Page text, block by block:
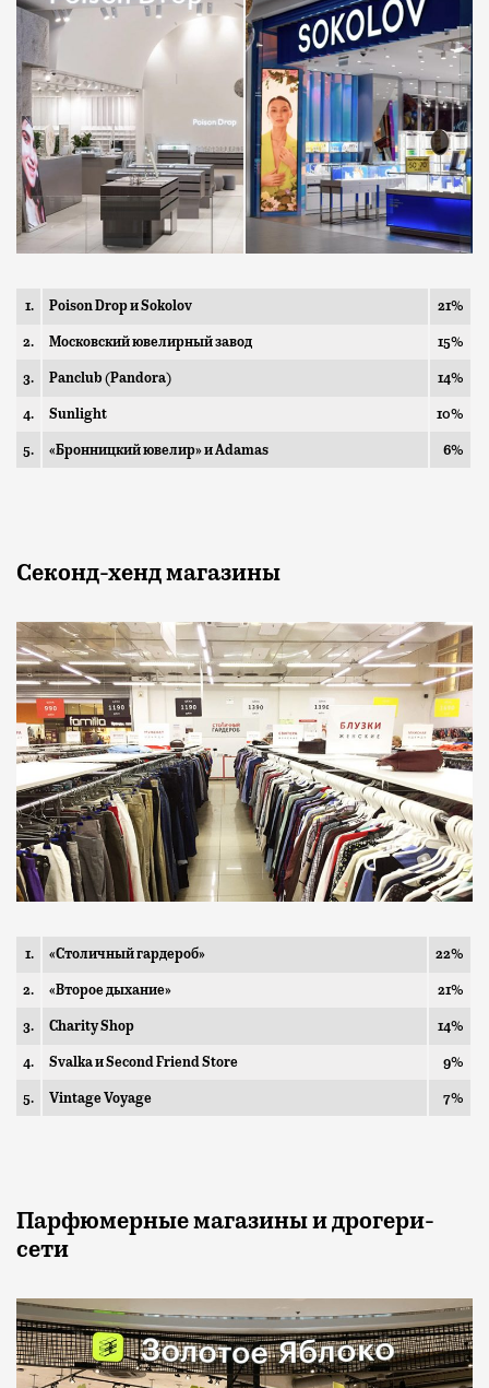
1. Poison Drop и Sokolov 21%
2. Московский ювелирный завод 15%
3. Panclub (Pandora) 14%
4. Sunlight 10%
5. «Бронницкий ювелир» и Adamas 6%
Секонд-хенд магазины
1. «Столичный гардероб» 22%
2. «Второе дыхание» 21%
3. Charity Shop 14%
4. Svalka и Second Friend Store 9%
5. Vintage Voyage 7%
Парфюмерные магазины и дрогери-
сети